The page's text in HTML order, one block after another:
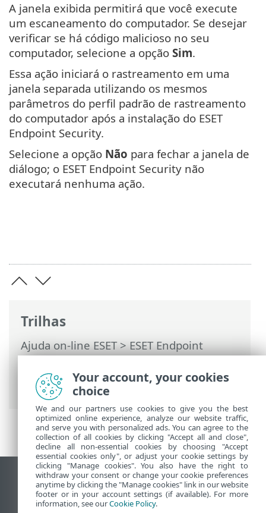
Trilhas
Ajuda on-line ESET>ESET Endpoint
Security>Configuração avançada>
Interface do usuário> Janelas de diálogo
> Modo de segurança
A janela exibida permitirá que você execute
um escaneamento do computador. Se desejar
verificar se há código malicioso no seu
computador, selecione a opção Sim.
Essa ação iniciará o rastreamento em uma
janela separada utilizando os mesmos
parâmetros do perfil padrão de rastreamento
do computador após a instalação do ESET
Endpoint Security.
Selecione a opção Não para fechar a janela de
diálogo; o ESET Endpoint Security não
executará nenhuma ação.
Ver site para desktop
End of Life
Your account, your cookies
choice
We and our partners use cookies to give you the best
optimized online experience, analyze our website traffic,
and serve you with personalized ads. You can agree to the
collection of all cookies by clicking "Accept all and close",
decline all non-essential cookies by choosing "Accept
essential cookies only", or adjust your cookie settings by
clicking "Manage cookies". You also have the right to
withdraw your consent or change your cookie preferences
anytime by clicking the "Manage cookies" link in our website
footer or in your account settings (if available). For more
information, see ourCookie Policy.